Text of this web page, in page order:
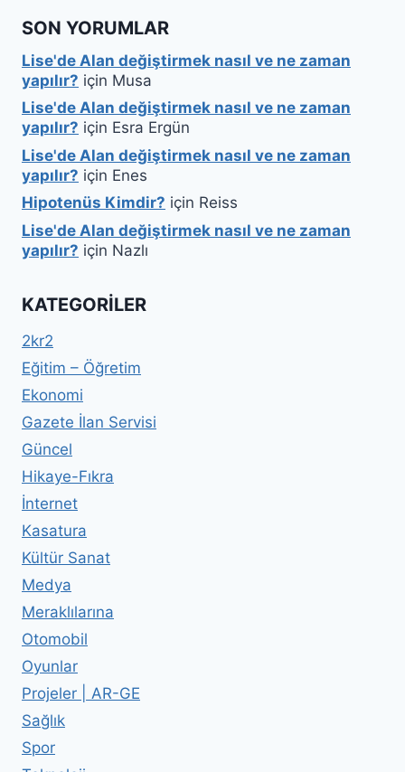
SON YORUMLAR
Lise'de Alan değiştirmek nasıl ve ne zaman
yapılır? için Musa
Lise'de Alan değiştirmek nasıl ve ne zaman
yapılır? için Esra Ergün
Lise'de Alan değiştirmek nasıl ve ne zaman
yapılır? için Enes
Hipotenüs Kimdir? için Reiss
Lise'de Alan değiştirmek nasıl ve ne zaman
yapılır? için Nazlı
KATEGORILER
2kr2
Eğitim – Öğretim
Ekonomi
Gazete İlan Servisi
Güncel
Hikaye-Fıkra
İnternet
Kasatura
Kültür Sanat
Medya
Meraklılarına
Otomobil
Oyunlar
Projeler | AR-GE
Sağlık
Spor